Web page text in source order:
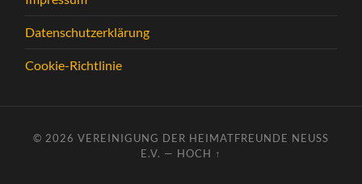
Datenschutzerklärung
Cookie-Richtlinie
© 2026 VEREINIGUNG DER HEIMATFREUNDE NEUSS
E.V. — HOCH ↑